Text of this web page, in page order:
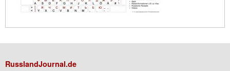
RusslandJournal.de